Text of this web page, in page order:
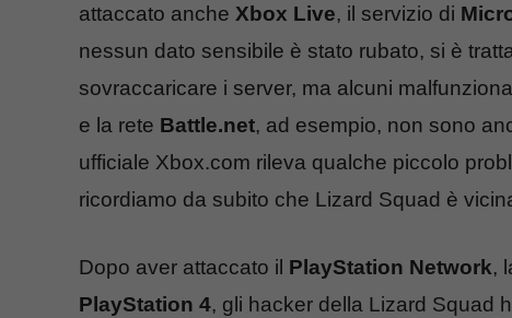
attaccato anche Xbox Live, il servizio di
nessun dato sensibile è stato rubato, si è
sovraccaricare i server, ma alcuni
e la rete Battle.net, ad esempio, non sono
ufficiale Xbox.com rileva qualche piccolo
ricordiamo da subito che Lizard Squad è
Dopo aver attaccato il PlayStation Network,
PlayStation 4, gli hacker della Lizard Squad